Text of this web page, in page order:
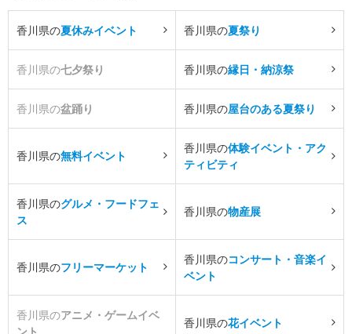
香川県の夏休みイベント 香川県の夏祭り
香川県の七夕祭り 香川県の縁日・納涼祭
香川県の盆踊り 香川県の屋台のある夏祭り
香川県の無料イベント
香川県の体験イベント・アク
ティビティ
香川県のグルメ・フードフェ
ス
香川県の物産展
香川県のフリーマーケット
香川県のコンサート・音楽イ
ベント
香川県のアニメ・ゲームイベ
ント
香川県の花イベント